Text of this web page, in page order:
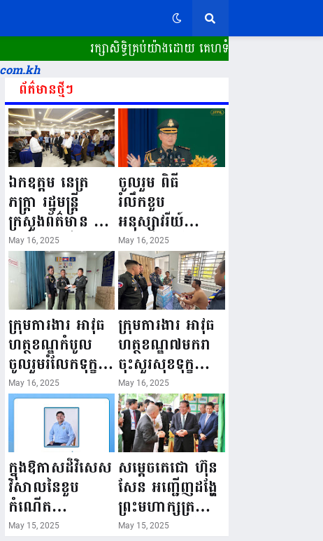
រក្សាសិទ្ធិគ្រប់យ៉ាងដោយ គេហទំព័រ ស្ពានដែក​
ព័ត៌មានថ្មីៗ
ឯកឧត្តម នេត្រ
ភក្ត្រា រដ្ឋមន្ត្រី
ក្រសួងព័ត៌មាន នៅ
រសៀលថ្ងៃទី១៦ ខែ
ឧសភា
ឆ្នាំ២០២៥នេះ
បានអញ្ជើញចុះធ្វើ
ជំរឿនថ្នាក់ដឹកនាំ
មន្ត្រីរាជការស៉ីវិល
នៃក្រសួងព័ត៌មាន...
May 16, 2025
ចូលរួម ពិធី
រំលឹកខួប
អនុស្សាវរីយ៍
លើកទី៨០ ថ្ងៃ
កំណើតនគរបាល
ជាតិកម្ពុជា “១៦
ឧសភា ១៩៤៥ ~
១៦ ឧសភា
២០២៥”...
May 16, 2025
ក្រុមការងារ អាវុធ
ហត្ថខណ្ឌកំបូល
ចូលរួមរំលែកទុក្ខ
ដល់គ្រួសារ
សមាជិក ដែល
ឪពុកក្មេករបស់
លោកទទួលមរណៈ
ភាព!
May 16, 2025
ក្រុមការងារ អាវុធ
ហត្ថខណ្ឌ៧មករា
ចុះសួរសុខទុក្ខ
សមាជិក ដែលជួប
គ្រោះថ្នាក់
ចរាចរណ៍ កំពុង
សម្រាកព្យាបាល
នៅមន្ទីរពេទ្យ!
May 16, 2025
ក្នុងឱកាសដ៏វិសេស
វិសាលនៃខួប
កំណើត
គម្រប់ខួប៤៤
May 15, 2025
សម្តេចតេជោ ហ៊ុន
សែន អញ្ជើញដង្ហែ
ព្រះមហាក្សត្រ
យាងទតការតាំង
May 15, 2025